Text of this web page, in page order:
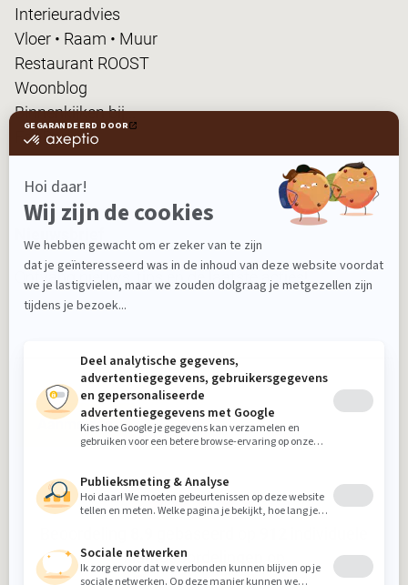
Interieuradvies
Vloer • Raam • Muur
Restaurant ROOST
Woonblog
Binnenkijken bij...
FanPas
Ontvang nieuws, tips en de laatste acties!
Aanmelden
klantbeoordelingen op
5-sterrenspecialist